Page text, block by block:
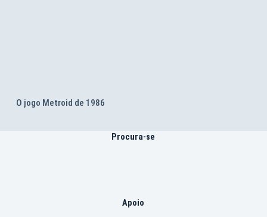
O jogo Metroid de 1986
Procura-se
Apoio